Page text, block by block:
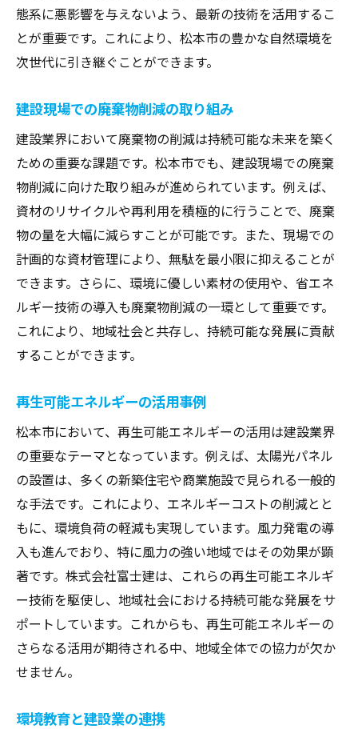
態系に悪影響を与えないよう、最新の技術を活用するこ
とが重要です。これにより、松本市の豊かな自然環境を
次世代に引き継ぐことができます。
建設現場での廃棄物削減の取り組み
建設業界において廃棄物の削減は持続可能な未来を築く
ための重要な課題です。松本市でも、建設現場での廃棄
物削減に向けた取り組みが進められています。例えば、
資材のリサイクルや再利用を積極的に行うことで、廃棄
物の量を大幅に減らすことが可能です。また、現場での
計画的な資材管理により、無駄を最小限に抑えることが
できます。さらに、環境に優しい素材の使用や、省エネ
ルギー技術の導入も廃棄物削減の一環として重要です。
これにより、地域社会と共存し、持続可能な発展に貢献
することができます。
再生可能エネルギーの活用事例
松本市において、再生可能エネルギーの活用は建設業界
の重要なテーマとなっています。例えば、太陽光パネル
の設置は、多くの新築住宅や商業施設で見られる一般的
な手法です。これにより、エネルギーコストの削減とと
もに、環境負荷の軽減も実現しています。風力発電の導
入も進んでおり、特に風力の強い地域ではその効果が顕
著です。株式会社富士建は、これらの再生可能エネルギ
ー技術を駆使し、地域社会における持続可能な発展をサ
ポートしています。これからも、再生可能エネルギーの
さらなる活用が期待される中、地域全体での協力が欠か
せません。
環境教育と建設業の連携